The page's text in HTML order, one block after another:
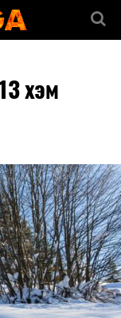
хэм